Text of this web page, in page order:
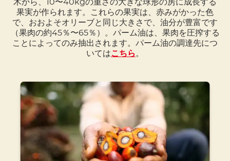
木から、10〜40kgの重さの大きな球形の房に成長する
果実が作られます。これらの果実は、赤みがかった色
で、おおよそオリーブと同じ大きさで、油分が豊富です
（果肉の約45％〜65％）。パーム油は、果肉を圧搾する
ことによってのみ抽出されます。パーム油の調達先につ
いてはこちら。